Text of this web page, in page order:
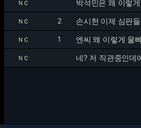
ＮＣ 박석민은 왜 이렇
ＮＣ 2 손시헌 이제 심판
ＮＣ 1 엔씨 왜 이렇게 물
ＮＣ 네? 저 직관중인데